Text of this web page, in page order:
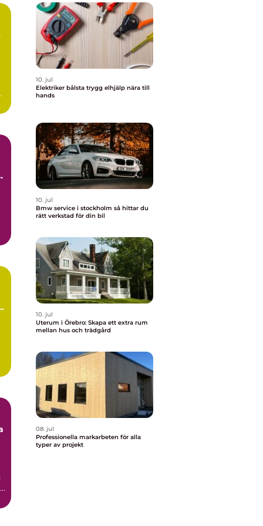
10. jul
Elektriker bålsta trygg elhjälp nära till
hands
10. jul
Bmw service i stockholm så hittar du
rätt verkstad för din bil
10. jul
Uterum i Örebro: Skapa ett extra rum
mellan hus och trädgård
08. jul
Professionella markarbeten för alla
typer av projekt